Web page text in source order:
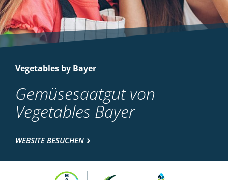
Vegetables by Bayer
Gemüsesaatgut von
Vegetables Bayer
WEBSITE BESUCHEN